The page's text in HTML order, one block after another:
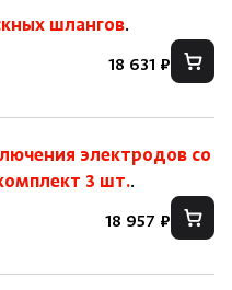
шлангов.
18 631 ₽
электродов со
3 шт..
18 957 ₽